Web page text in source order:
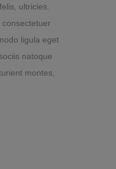
ultricies.
ligula eget
natoque
montes,